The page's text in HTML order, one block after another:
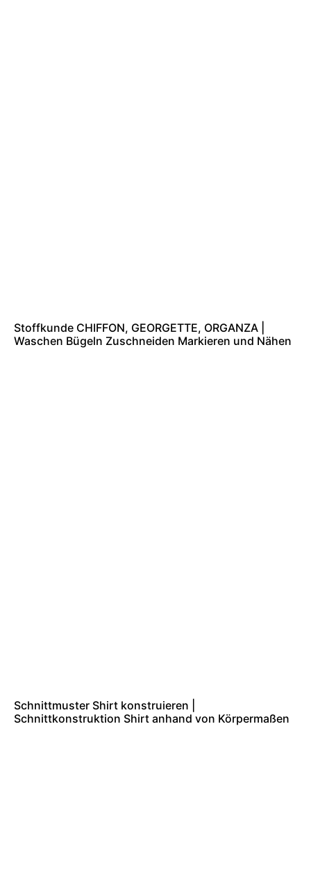
Stoffkunde CHIFFON, GEORGETTE, ORGANZA |
Waschen Bügeln Zuschneiden Markieren und Nähen
Schnittmuster Shirt konstruieren |
Schnittkonstruktion Shirt anhand von Körpermaßen